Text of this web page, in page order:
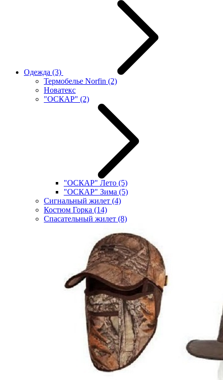
Одежда (3)
Термобелье Norfin (2)
Новатекс
"ОСКАР" (2)
"ОСКАР" Лето (5)
"ОСКАР" Зима (5)
Сигнальный жилет (4)
Костюм Горка (14)
Спасательный жилет (8)